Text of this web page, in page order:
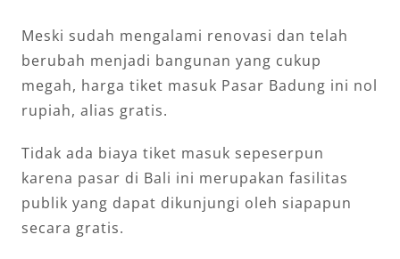
Meski sudah mengalami renovasi dan telah
berubah menjadi bangunan yang cukup
megah, harga tiket masuk Pasar Badung ini nol
rupiah, alias gratis.
Tidak ada biaya tiket masuk sepeserpun
karena pasar di Bali ini merupakan fasilitas
publik yang dapat dikunjungi oleh siapapun
secara gratis.